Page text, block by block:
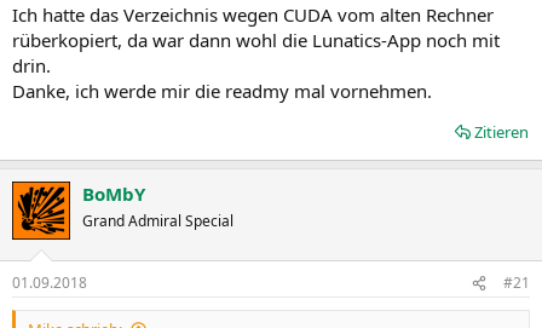
Ich hatte das Verzeichnis wegen CUDA vom alten Rechner
rüberkopiert, da war dann wohl die Lunatics-App noch mit
drin.
Danke, ich werde mir die readmy mal vornehmen.
Zitieren
BoMbY
Grand Admiral Special
01.09.2018 #21